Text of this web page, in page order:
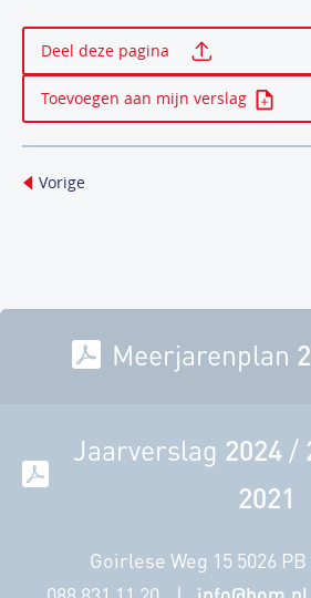
Deel deze pagina
Toevoegen aan mijn verslag
Vorige
Meerjarenplan
Jaarverslag 2024/
2021
Goirlese Weg 15 5026